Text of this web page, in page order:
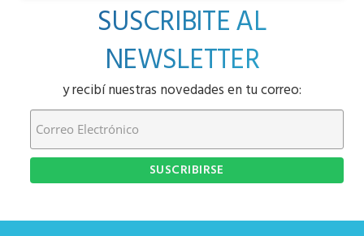
SUSCRIBITE AL
NEWSLETTER
y recibí nuestras novedades en tu correo: